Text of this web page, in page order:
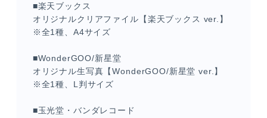
■楽天ブックス
オリジナルクリアファイル【楽天ブックス ver.】
※全1種、A4サイズ
■WonderGOO/新星堂
オリジナル生写真【WonderGOO/新星堂 ver.】
※全1種、L判サイズ
■玉光堂・バンダレコード